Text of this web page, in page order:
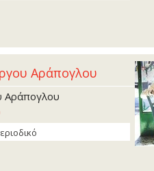
Αράπογλου
Αράπογλου